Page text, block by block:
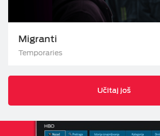
Migranti
Temporaries
Učitaj još